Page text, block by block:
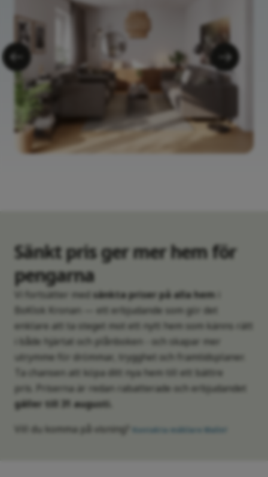
Sänkt pris ger mer hem för
pengarna
Vi fortsätter med sänkta priser på alla hem
BoKlok Kronan — ett erbjudande som gör det
enklare att ta steget mot ett nytt hem som känns rätt
i både hjärtat och plånboken - och skapar mer
utrymme för drömmar, trygghet och framtidsplaner.
Ta chansen att köpa ditt nya hem till ett bättre
pris. Priserna är redan rabatterade och erbjudandet
gäller till 31 augusti.
Vill du komma på visning?
Kontakta mäklare Malin!